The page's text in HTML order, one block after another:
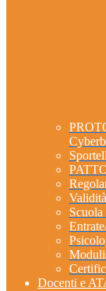
Docenti e